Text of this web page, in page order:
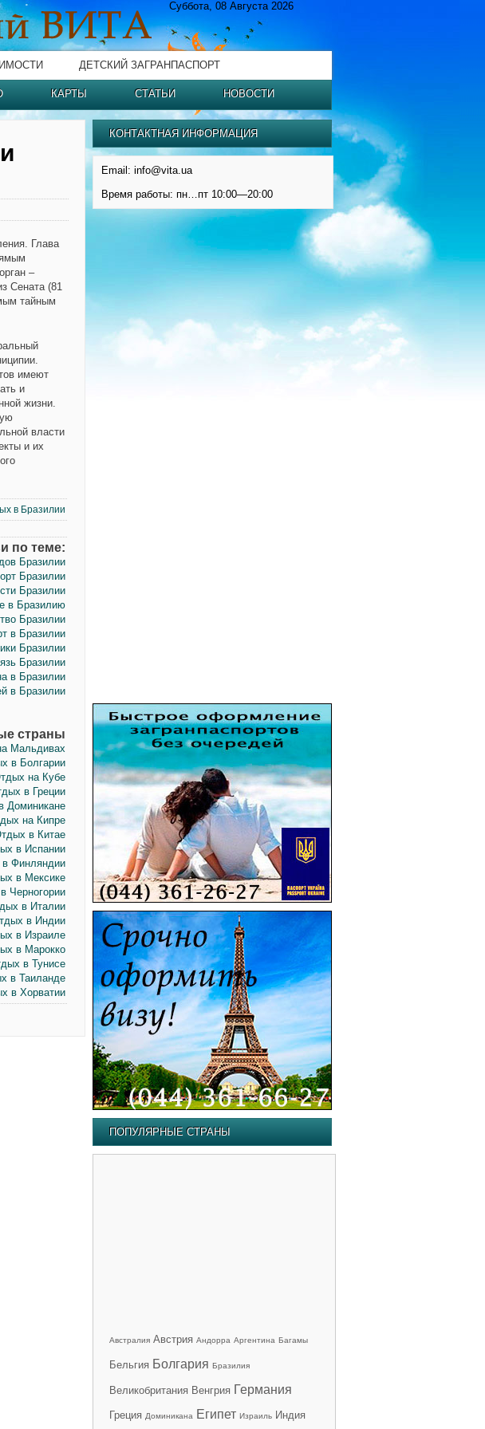
Суббота, 08 Августа 2026
ДЕТСКИЙ ЗАГРАНПАСПОРТ
КАРТЫ СТАТЬИ НОВОСТИ
Глава
–
Сената (81
тайным
имеют
и
жизни.
власти
и их
в Бразилии
по теме:
Бразилии
Бразилии
Бразилии
в Бразилию
Бразилии
в Бразилии
Бразилии
Бразилии
в Бразилии
в Бразилии
страны
Мальдивах
в Болгарии
на Кубе
в Греции
Доминикане
на Кипре
в Китае
в Испании
Финляндии
в Мексике
Черногории
в Италии
в Индии
в Израиле
в Марокко
в Тунисе
в Таиланде
в Хорватии
КОНТАКТНАЯ ИНФОРМАЦИЯ
Email: info@vita.ua
Время работы: пн…пт 10:00—20:00
ПОПУЛЯРНЫЕ СТРАНЫ
Австралия Австрия Андорра Аргентина Багамы
Бельгия Болгария Бразилия
Великобритания Венгрия Германия
Греция Доминикана Египет Израиль Индия